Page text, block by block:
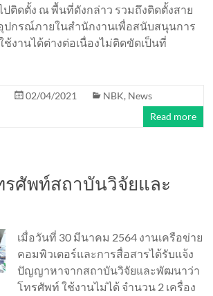
ปติดตั้ง ณ พื้นที่ดังกล่าว รวมถึงติดตั้งสาย
ปกรณ์ภายในสำนักงานเพื่อสนับสนุนการ
งานได้ต่างต่อเนื่องไม่ติดขัดเป็นที่
02/04/2021 NBK, News
Read more
ศัพท์สถาบันวิจัยและ
เมื่อวันที่ 30 มีนาคม 2564 งานเครือข่าย
คอมพิวเตอร์และการสื่อสารได้รับแจ้ง
ปัญญาหาจากสถาบันวิจัยและพัฒนาว่า
โทรศัพท์ ใช้งานไม่ได้ จำนวน 2 เครื่อง